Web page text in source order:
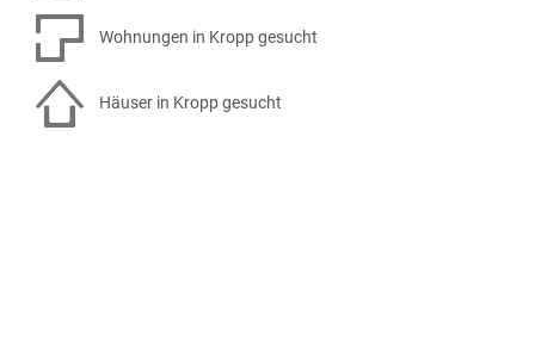
Wohnungen in Kropp gesucht
Häuser in Kropp gesucht